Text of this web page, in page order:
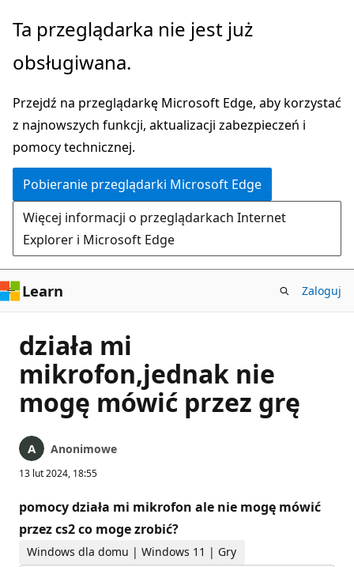
Przejdź
głównej
Ta przeglądarka nie jest już
obsługiwana.
Przejdź na przeglądarkę Microsoft Edge, aby korzystać
z najnowszych funkcji, aktualizacji zabezpieczeń i
pomocy technicznej.
Pobieranie przeglądarki Microsoft Edge
Więcej informacji o przeglądarkach Internet
Explorer i Microsoft Edge
Learn Zaloguj
działa mi
mikrofon,jednak nie
mogę mówić przez grę
Anonimowe
13 lut 2024, 18:55
pomocy działa mi mikrofon ale nie mogę mówić
przez cs2 co moge zrobić?
Windows dla domu | Windows 11 | Gry